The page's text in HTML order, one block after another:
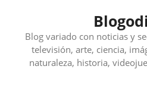
contenidoBlog variado con noticias y
televisión, arte, ciencia,
naturaleza, historia,